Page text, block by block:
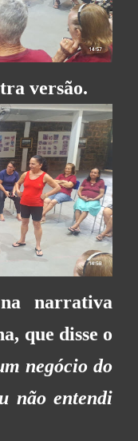
versão.
narrativa
que disse o
negócio do
não entendi